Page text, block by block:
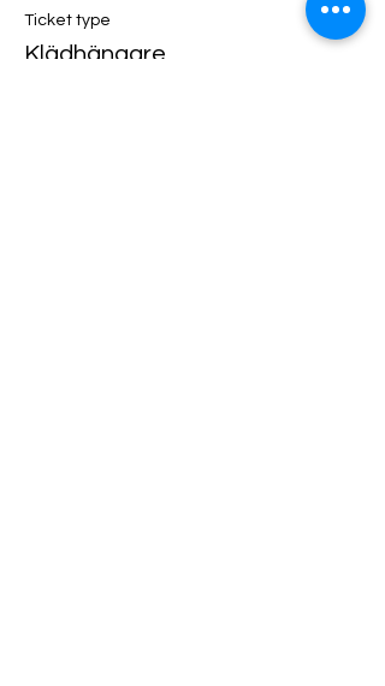
Ticket type
Klädhängare